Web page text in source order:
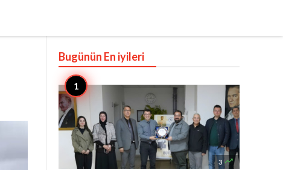
Bugünün En iyileri
3 